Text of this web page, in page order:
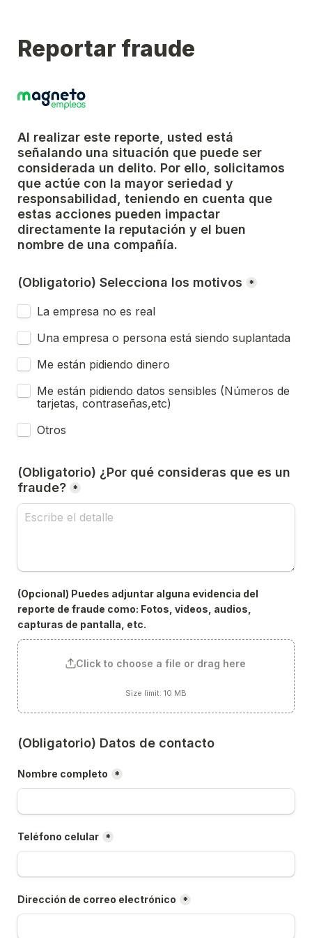
Reportar fraude
Al realizar este reporte, usted está
señalando una situación que puede ser
considerada un delito. Por ello, solicitamos
que actúe con la mayor seriedad y
responsabilidad, teniendo en cuenta que
estas acciones pueden impactar
directamente la reputación y el buen
nombre de una compañía.
(Obligatorio) Selecciona los motivos *
La empresa no es real
Una empresa o persona está siendo suplantada
Me están pidiendo dinero
Me están pidiendo datos sensibles (Números de
tarjetas, contraseñas,etc)
Otros
(Obligatorio) ¿Por qué consideras que es un
fraude? *
(Opcional) Puedes adjuntar alguna evidencia del
reporte de fraude como: Fotos, videos, audios,
capturas de pantalla, etc.
Click to choose a file or drag here
Size limit: 10 MB
(Obligatorio) Datos de contacto
Nombre completo *
Teléfono celular *
Dirección de correo electrónico *